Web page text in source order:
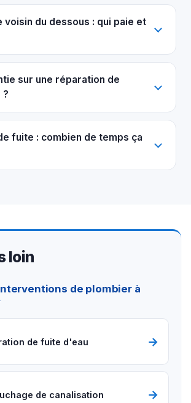
voisin du dessous : qui paie et
sur une réparation de
?
fuite : combien de temps ça
loin
de plombier à
de fuite d'eau →
de canalisation →